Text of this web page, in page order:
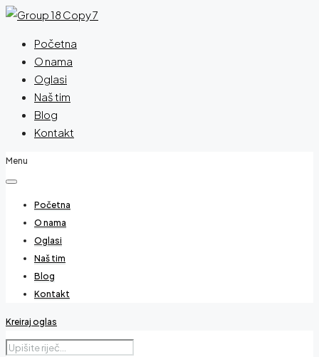
Početna
O nama
Oglasi
Naš tim
Blog
Kontakt
Menu
Početna
O nama
Oglasi
Naš tim
Blog
Kontakt
Kreiraj oglas